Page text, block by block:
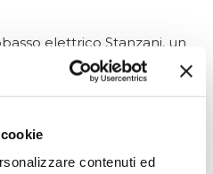
contenuti ed
elettrico Stanzani, un
cuffie, aste e
mio compagno. Lo
son..